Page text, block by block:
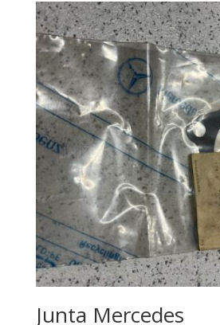
Junta Mercedes